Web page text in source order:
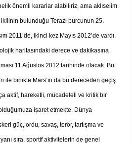
önemli kararlar alabiliriz, ama aklıselim
bulunduğu Terazi burcunun 25.
2011’de, ikinci kez Mayıs 2012’de vardı.
haritasındaki derece ve dakikasına
11 Ağustos 2012 tarihinde olacak. Bu
ile birlikte Mars’ın da bu dereceden geçiş
aktif, hareketli, mücadeleli ve kritik bir
işaret etmekte. Dünya
güç, ordu, savaş, terör, tartışma ve
sıra, sportif aktivitelerin de genel